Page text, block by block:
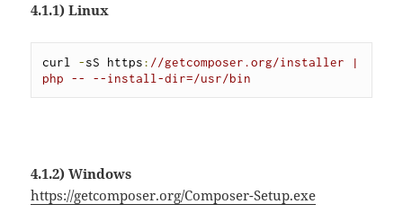
4.1.1) Linux
curl -sS https: //getcomposer.org/installer |
php -- --install-dir=/usr/bin
4.1.2) Windows
https://getcomposer.org/Composer-Setup.exe